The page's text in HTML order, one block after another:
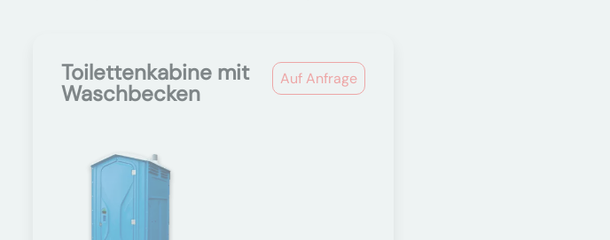
Auf Anfrage
Toilettenkabine mit
Waschbecken